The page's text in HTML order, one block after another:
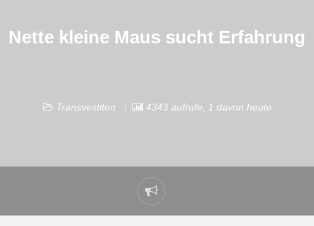
Nette kleine Maus sucht Erfahrung
Transvestiten 4343 aufrufe, 1 davon heute
Problem
melden